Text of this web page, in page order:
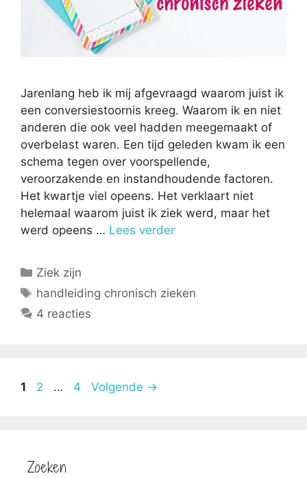
Jarenlang heb ik mij afgevraagd waarom juist ik
een conversiestoornis kreeg. Waarom ik en niet
anderen die ook veel hadden meegemaakt of
overbelast waren. Een tijd geleden kwam ik een
schema tegen over voorspellende,
veroorzakende en instandhoudende factoren.
Het kwartje viel opeens. Het verklaart niet
helemaal waarom juist ik ziek werd, maar het
werd opeens … Lees verder
Categorieën
Ziek zijn
Tags
handleiding chronisch zieken
4 reacties
Pagina
1 Pagina
2 … Pagina
4 Volgende →
Zoeken